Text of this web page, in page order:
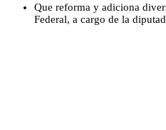
Que reforma y adiciona
Federal, a cargo de la